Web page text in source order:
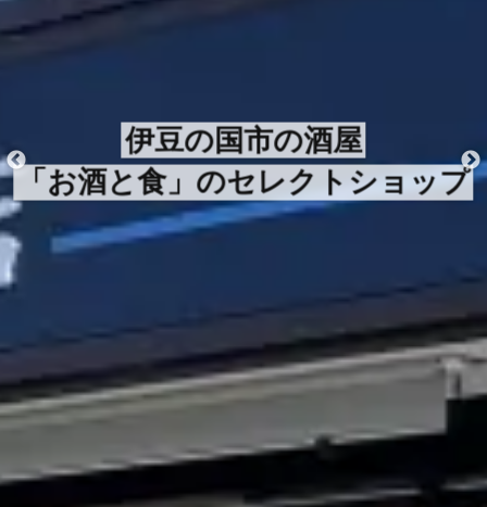
伊豆の国市の酒屋
「お酒と食」のセレクトショップ